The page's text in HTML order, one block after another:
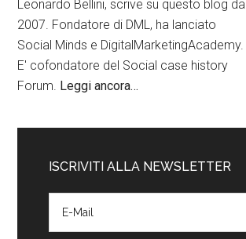
Leonardo Bellini, scrive su questo blog dal
2007. Fondatore di DML, ha lanciato
Social Minds e DigitalMarketingAcademy.
E' cofondatore del Social case history
Forum. Leggi ancora…
ISCRIVITI ALLA NEWSLETTER